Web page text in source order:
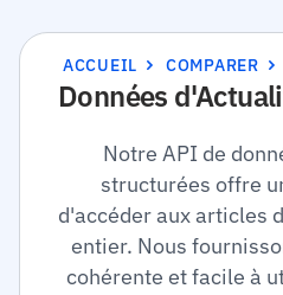
ACCUEIL COMPARER
Données
Notre API de
structurées offre
d'accéder aux articles
entier. Nous
cohérente et facile à